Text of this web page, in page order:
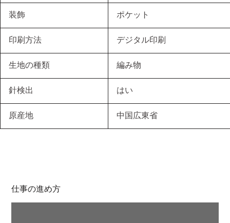
装飾 ポケット
印刷方法 デジタル印刷
生地の種類 編み物
針検出 はい
原産地 中国広東省
仕事の進め方